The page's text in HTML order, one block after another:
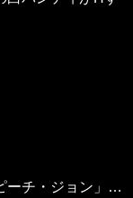
こなし Tバック姿も公開